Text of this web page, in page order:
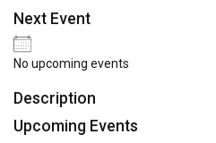
Next Event
No upcoming events
Description
Upcoming Events